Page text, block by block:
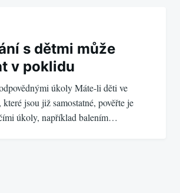
s dětmi může
v poklidu
úkoly Máte-li děti ve
jsou již samostatné, pověřte je
úkoly, například balením…